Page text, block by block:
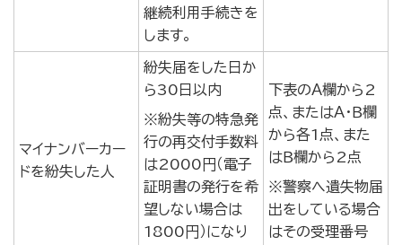
継続利用手続きを
します。
マイナンバーカー
ドを紛失した人
紛失届をした日か
ら30日以内
※紛失等の特急発
行の再交付手数料
は2000円（電子
証明書の発行を希
望しない場合は
1800円）になり
下表のＡ欄から2
点、またはＡ・Ｂ欄
から各1点、また
はＢ欄から2点
※警察へ遺失物届
出をしている場合
はその受理番号